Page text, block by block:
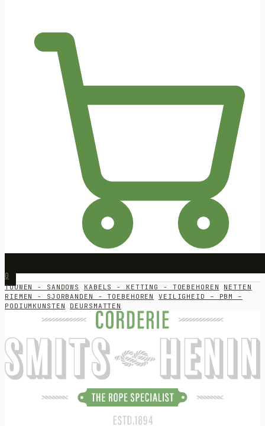
0
TOUWEN - SANDOWS KABELS - KETTING - TOEBEHOREN
NETTEN
RIEMEN - SJORBANDEN - TOEBEHOREN
VEILIGHEID – PBM –
PODIUMKUNSTEN
DEURSMATTEN